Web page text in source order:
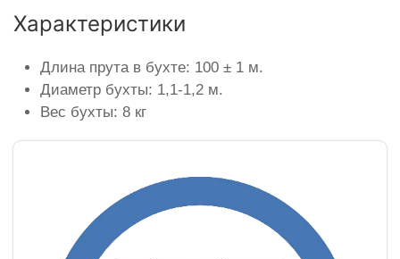
Характеристики
Длина прута в бухте: 100 ± 1 м.
Диаметр бухты: 1,1-1,2 м.
Вес бухты: 8 кг